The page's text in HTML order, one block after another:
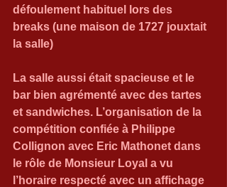
défoulement habituel lors des
breaks (une maison de 1727 jouxtait
la salle)
La salle aussi était spacieuse et le
bar bien agrémenté avec des tartes
et sandwiches. L’organisation de la
compétition confiée à Philippe
Collignon avec Eric Mathonet dans
le rôle de Monsieur Loyal a vu
l’horaire respecté avec un affichage